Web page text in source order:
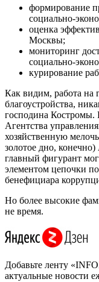
формирование
социально-
оценка
Москвы;
мониторинг
социально-
курирование
Как видим, работа на
благоустройства,
господина Костромы.
Агентства
хозяйственную
золотое дно, конечно)
главный фигурант
элементом цепочки
бенефициара
Но более высокие
не время.
Добавьте ленту
актуальные новости